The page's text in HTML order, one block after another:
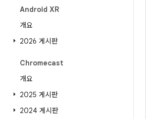
Android XR
개요
2026 게시판
Chromecast
개요
2025 게시판
2024 게시판